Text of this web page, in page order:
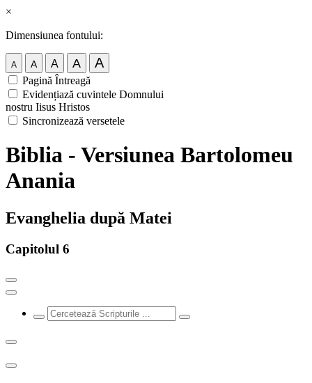
×
Dimensiunea fontului:
A A A A A
Pagină Întreagă
Evidențiază cuvintele Domnului
nostru Iisus Hristos
Sincronizează versetele
Biblia - Versiunea Bartolomeu
Anania
Evanghelia după Matei
Capitolul 6